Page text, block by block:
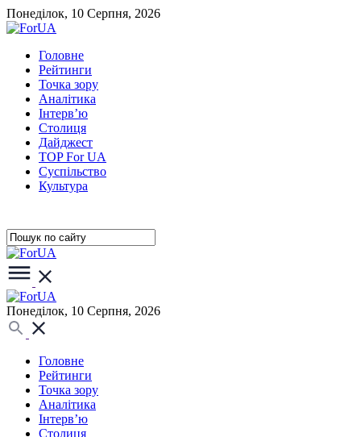
Понеділок, 10 Серпня, 2026
Головне
Рейтинги
Точка зору
Аналітика
Інтерв’ю
Столиця
Дайджест
TOP For UA
Суспiльство
Культура
Понеділок, 10 Серпня, 2026
Головне
Рейтинги
Точка зору
Аналітика
Інтерв’ю
Столиця